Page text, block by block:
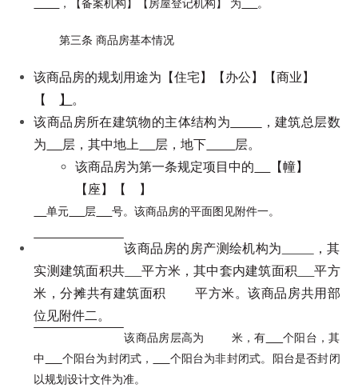
，【备案机构】【房屋登记机构】 为
。
第三条 商品房基本情况
该商品房的规划用途为【住宅】【办公】【商业】
【
】 。
该商品房所在建筑物的主体结构为
，建筑总层数
为
层，其中地上 层，地下
层。
该商品房为第一条规定项目中的
【幢】
【座】【 】
单元 层 号。该商品房的平面图见附件一。
该商品房的房产测绘机构为
，其
实测建筑面积共
平方米，其中套内建筑面积
平方
米，分摊共有建筑面积 平方米。该商品房共用部
位见附件二。
该商品房层高为 米，有
个阳台，其
中
个阳台为封闭式，
个阳台为非封闭式。阳台是否封闭
以规划设计文件为准。